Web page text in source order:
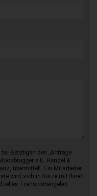
Betätigen des „Anfrage
e.U. Handel &
übermittelt. Ein Mitarbeiter
wird sich in Kürze mit Ihnen
Transportangebot